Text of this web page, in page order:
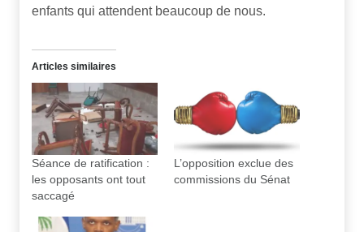
enfants qui attendent beaucoup de nous.
Articles similaires
Séance de ratification :
les opposants ont tout
saccagé
L’opposition exclue des
commissions du Sénat